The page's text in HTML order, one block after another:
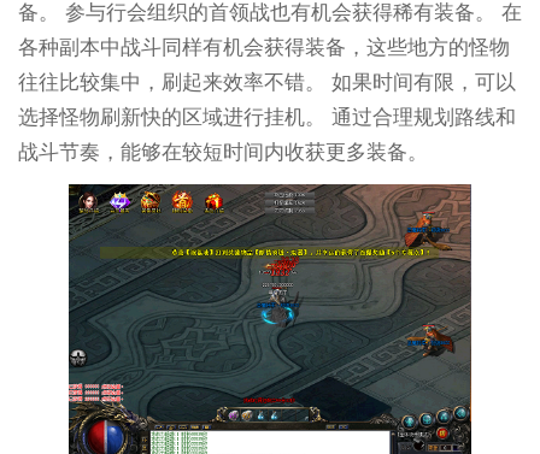
备。 参与行会组织的首领战也有机会获得稀有装备。 在
各种副本中战斗同样有机会获得装备，这些地方的怪物
往往比较集中，刷起来效率不错。 如果时间有限，可以
选择怪物刷新快的区域进行挂机。 通过合理规划路线和
战斗节奏，能够在较短时间内收获更多装备。